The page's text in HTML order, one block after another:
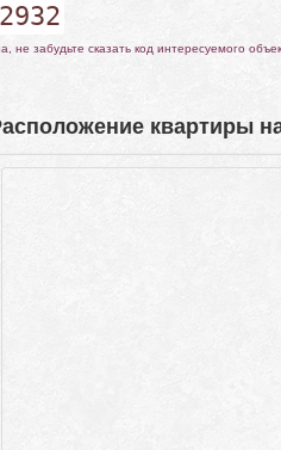
2932
забудьте сказать код интересуемого
квартиры